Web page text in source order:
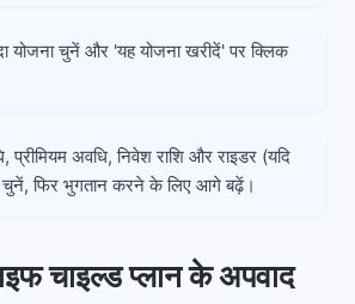
योजना चुनें और 'यह योजना खरीदें' पर क्लिक
प्रीमियम अवधि, निवेश राशि और राइडर (यदि
फिर भुगतान करने के लिए आगे बढ़ें।
चाइल्ड प्लान के अपवाद